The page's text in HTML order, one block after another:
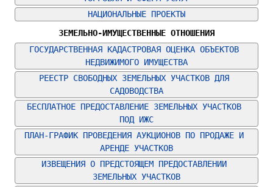
НАЦИОНАЛЬНЫЕ ПРОЕКТЫ
ЗЕМЕЛЬНО-ИМУЩЕСТВЕННЫЕ ОТНОШЕНИЯ
ГОСУДАРСТВЕННАЯ КАДАСТРОВАЯ ОЦЕНКА ОБЪЕКТОВ
НЕДВИЖИМОГО ИМУЩЕСТВА
РЕЕСТР СВОБОДНЫХ ЗЕМЕЛЬНЫХ УЧАСТКОВ ДЛЯ
САДОВОДСТВА
БЕСПЛАТНОЕ ПРЕДОСТАВЛЕНИЕ ЗЕМЕЛЬНЫХ УЧАСТКОВ
ПОД ИЖС
ПЛАН-ГРАФИК ПРОВЕДЕНИЯ АУКЦИОНОВ ПО ПРОДАЖЕ И
АРЕНДЕ УЧАСТКОВ
ИЗВЕЩЕНИЯ О ПРЕДСТОЯЩЕМ ПРЕДОСТАВЛЕНИИ
ЗЕМЕЛЬНЫХ УЧАСТКОВ